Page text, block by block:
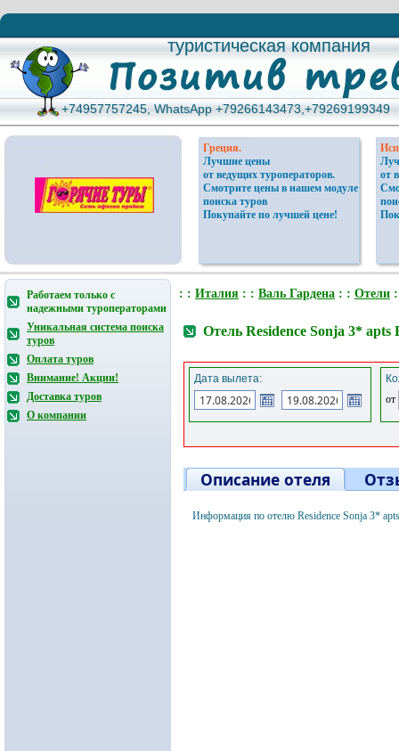
туристическая компания
туристическая компания
+74957757245, WhatsApp +79266143473,+79269199349
+74957757245, WhatsApp +79266143473,+79269199349
Греция.
Лучшие цены
от ведущих туроператоров.
Смотрите цены в нашем модуле
поиска туров
Покупайте по лучшей цене!
от
Работаем только с
надежными туроператорами
Уникальная система поиска
туров
Оплата туров
Внимание! Акции!
Доставка туров
О компании
: : Италия : : Валь Гардена : : Отели
Отель Residence Sonja 3*
Дата вылета:
от
Описание отеля
Информация по отелю Residence Sonja 3*